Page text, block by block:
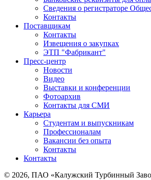
Сведения о регистраторе
Контакты
Поставщикам
Контакты
Извещения о закупках
ЭТП "Фабрикант"
Пресс-центр
Новости
Видео
Выставки и конференции
Фотоархив
Контакты для СМИ
Карьера
Студентам и выпускникам
Профессионалам
Вакансии без опыта
Контакты
Контакты
© 2026, ПАО «Калужский Турбинный